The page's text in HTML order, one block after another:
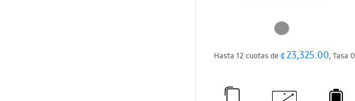
Hasta 12 cuotas de¢ 23,325.00, Tasa 0